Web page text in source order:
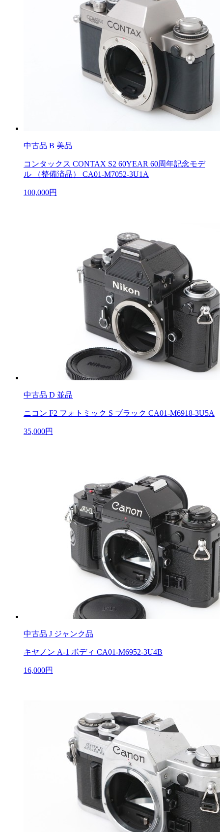
中古品 B 美品
コンタックス CONTAX S2 60YEAR 60周年記念モデ
ル （整備済品） CA01-M7052-3U1A
100,000円
中古品 D 並品
ニコン F2 フォトミック S ブラック CA01-M6918-3U5A
35,000円
中古品 J ジャンク品
キヤノン A-1 ボディ CA01-M6952-3U4B
16,000円